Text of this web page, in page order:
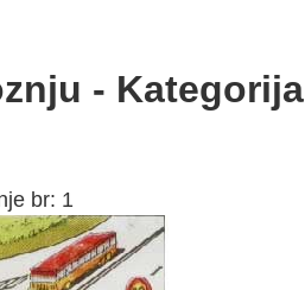
- Kategorija
br: 1